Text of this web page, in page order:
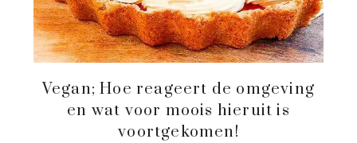
Vegan; Hoe reageert de omgeving
en wat voor moois hieruit is
voortgekomen!